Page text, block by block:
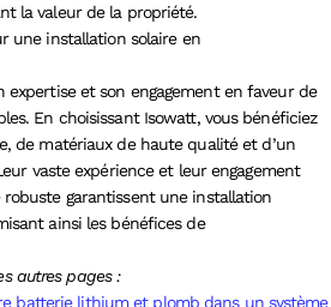
la valeur de la propriété.
une installation solaire en
et son engagement en faveur de
En choisissant Isowatt, vous bénéficiez
de matériaux de haute qualité et d’un
vaste expérience et leur engagement
garantissent une installation
ainsi les bénéfices de
autres pages :
batterie lithium et plomb dans un système